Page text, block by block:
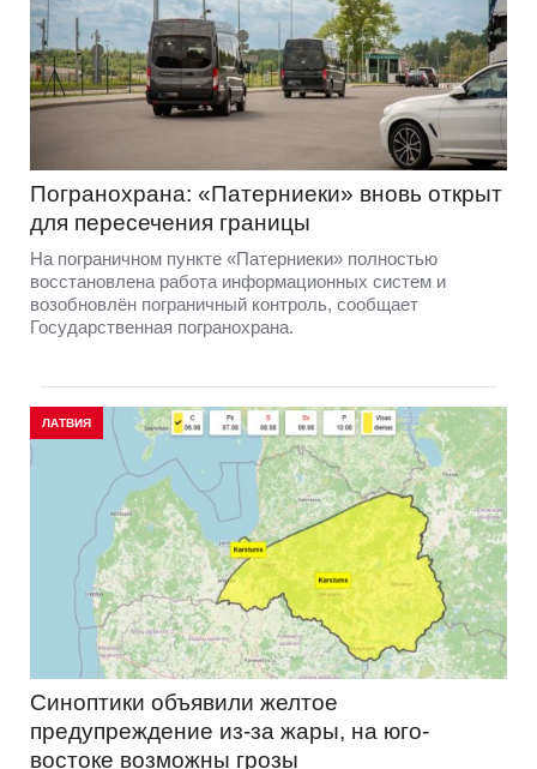
Погранохрана: «Патерниеки» вновь открыт
для пересечения границы
На пограничном пункте «Патерниеки» полностью
восстановлена работа информационных систем и
возобновлён пограничный контроль, сообщает
Государственная погранохрана.
ЛАТВИЯ
Синоптики объявили желтое
предупреждение из-за жары, на юго-
востоке возможны грозы